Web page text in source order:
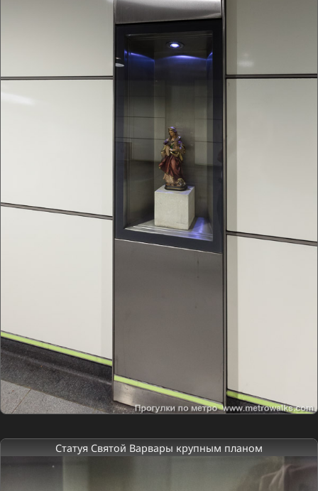
Статуя Святой Варвары крупным планом